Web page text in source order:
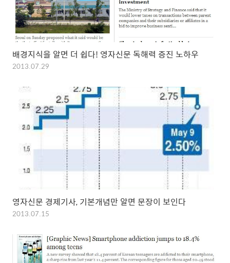
배경지식을 알면 더 쉽다! 영자신문 독해력 증진 노하우
2013.07.29
영자신문 경제기사, 기본개념만 알면 문장이 보인다
2013.07.15